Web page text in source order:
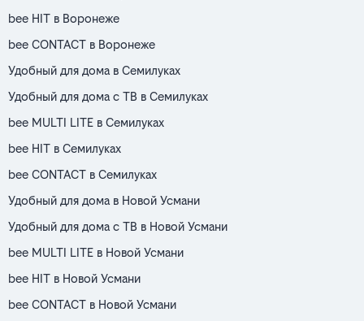
bee HIT в Воронеже
bee CONTACT в Воронеже
Удобный для дома в Семилуках
Удобный для дома с ТВ в Семилуках
bee MULTI LITE в Семилуках
bee HIT в Семилуках
bee CONTACT в Семилуках
Удобный для дома в Новой Усмани
Удобный для дома с ТВ в Новой Усмани
bee MULTI LITE в Новой Усмани
bee HIT в Новой Усмани
bee CONTACT в Новой Усмани